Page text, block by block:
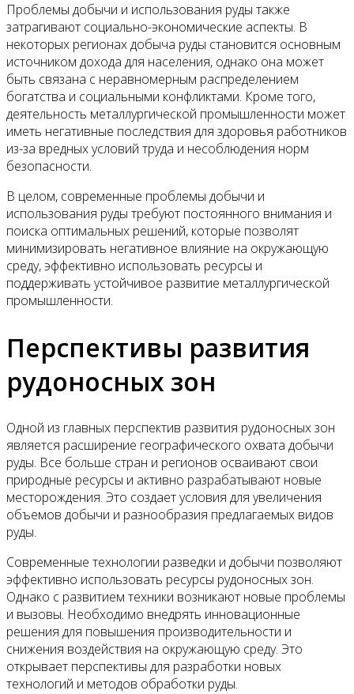
Проблемы добычи и использования руды также
затрагивают социально-экономические аспекты. В
некоторых регионах добыча руды становится основным
источником дохода для населения, однако она может
быть связана с неравномерным распределением
богатства и социальными конфликтами. Кроме того,
деятельность металлургической промышленности может
иметь негативные последствия для здоровья работников
из-за вредных условий труда и несоблюдения норм
безопасности.
В целом, современные проблемы добычи и
использования руды требуют постоянного внимания и
поиска оптимальных решений, которые позволят
минимизировать негативное влияние на окружающую
среду, эффективно использовать ресурсы и
поддерживать устойчивое развитие металлургической
промышленности.
Перспективы развития
рудоносных зон
Одной из главных перспектив развития рудоносных зон
является расширение географического охвата добычи
руды. Все больше стран и регионов осваивают свои
природные ресурсы и активно разрабатывают новые
месторождения. Это создает условия для увеличения
объемов добычи и разнообразия предлагаемых видов
руды.
Современные технологии разведки и добычи позволяют
эффективно использовать ресурсы рудоносных зон.
Однако с развитием техники возникают новые проблемы
и вызовы. Необходимо внедрять инновационные
решения для повышения производительности и
снижения воздействия на окружающую среду. Это
открывает перспективы для разработки новых
технологий и методов обработки руды.